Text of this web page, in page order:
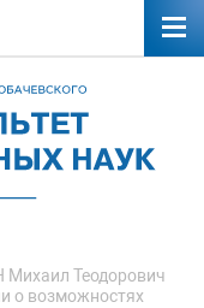
Теодорович
о возможностях